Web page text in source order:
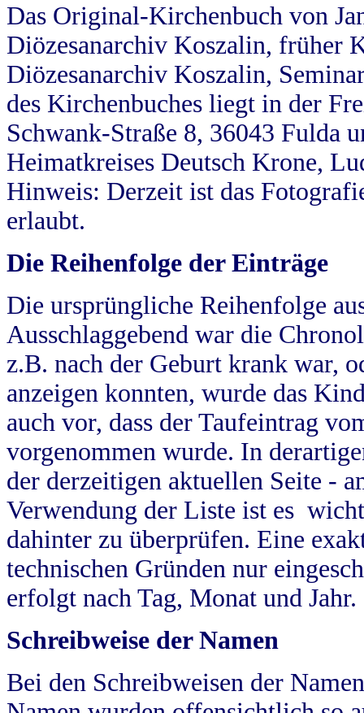
Das Original-Kirchenbuch von
Diözesanarchiv Koszalin, früher
Diözesanarchiv Koszalin,
des Kirchenbuches liegt in der
Schwank-Straße 8, 36043 Fulda
Heimatkreises Deutsch Krone,
Hinweis: Derzeit ist das
erlaubt.
Die Reihenfolge der Einträge
Die ursprüngliche Reihenfolge
Ausschlaggebend war die
z.B. nach der Geburt krank war,
anzeigen konnten, wurde das
auch vor, dass der Taufeintrag
vorgenommen wurde. In
der derzeitigen aktuellen Seite -
Verwendung der Liste ist es
dahinter zu überprüfen. Eine
technischen Gründen nur
erfolgt nach Tag, Monat und Jahr.
Schreibweise der Namen
Bei den Schreibweisen der